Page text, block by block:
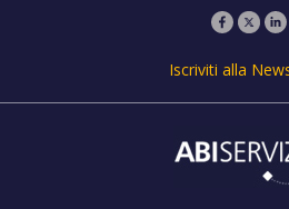
Iscriviti alla